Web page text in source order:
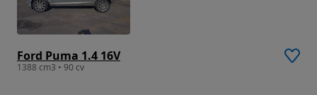
Ford Puma 1.4 16V
1388 cm3 • 90 cv